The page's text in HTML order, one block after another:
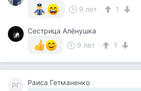
9 лет
1
Сестрица Алёнушка
9 лет
1
РГ Раиса Гетманенко